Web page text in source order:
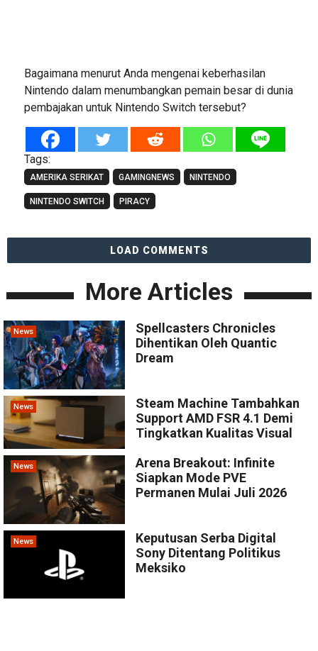
Bagaimana menurut Anda mengenai keberhasilan
Nintendo dalam menumbangkan pemain besar di dunia
pembajakan untuk Nintendo Switch tersebut?
Tags:
AMERIKA SERIKAT GAMINGNEWS NINTENDO
NINTENDO SWITCH PIRACY
LOAD COMMENTS
More Articles
News
Spellcasters Chronicles
Dihentikan Oleh Quantic
Dream
News
Steam Machine Tambahkan
Support AMD FSR 4.1 Demi
Tingkatkan Kualitas Visual
News
Arena Breakout: Infinite
Siapkan Mode PVE
Permanen Mulai Juli 2026
News
Keputusan Serba Digital
Sony Ditentang Politikus
Meksiko